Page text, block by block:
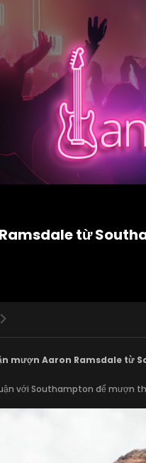
từ
mượn Aaron Ramsdale từ
với Southampton để mượn